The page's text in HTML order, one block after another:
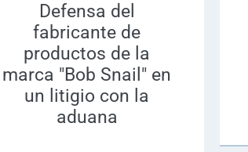
Defensa del
fabricante de
productos de la
marca "Bob Snail" en
un litigio con la
aduana